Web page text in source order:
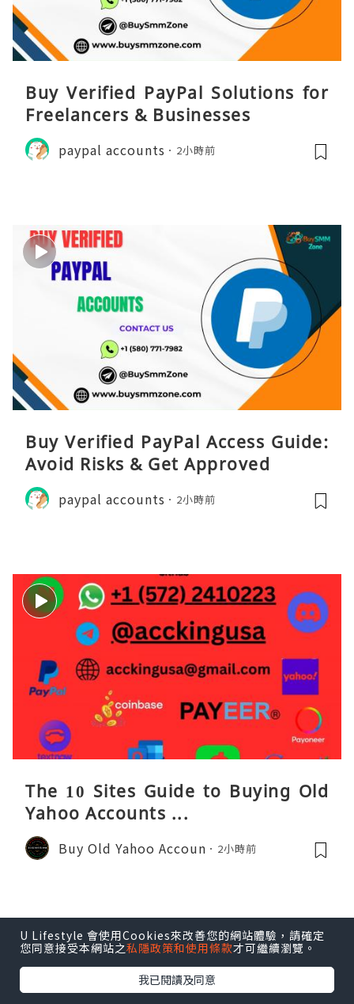
Buy Verified PayPal Solutions for
Freelancers & Businesses
paypal accounts 2小時前
Buy Verified PayPal Access Guide:
Avoid Risks & Get Approved
paypal accounts 2小時前
The 10 Sites Guide to Buying Old
Yahoo Accounts ...
Buy Old Yahoo Accoun 2小時前
U Lifestyle 會使用Cookies來改善您的網站體驗，請確定
您同意接受本網站之私隱政策和使用條款才可繼續瀏覽。
我已閱讀及同意